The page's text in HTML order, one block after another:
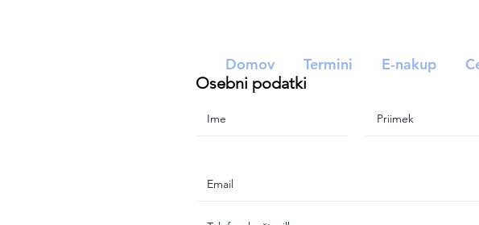
Osebni podatki
Domov Termini E-nakup